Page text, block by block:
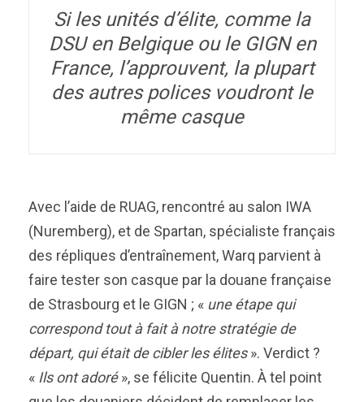
Si les unités d’élite, comme la
DSU en Belgique ou le GIGN en
France, l’approuvent, la plupart
des autres polices voudront le
même casque
Avec l’aide de RUAG, rencontré au salon IWA
(Nuremberg), et de Spartan, spécialiste français
des répliques d’entraînement, Warq parvient à
faire tester son casque par la douane française
de Strasbourg et le GIGN ; « une étape qui
correspond tout à fait à notre stratégie de
départ, qui était de cibler les élites». Verdict ?
« Ils ont adoré», se félicite Quentin. À tel point